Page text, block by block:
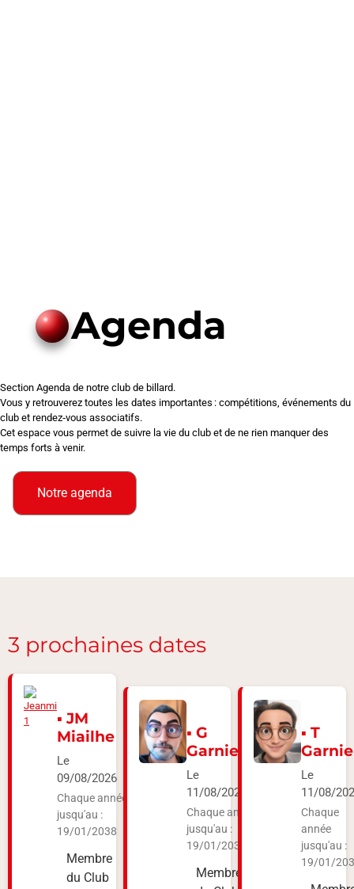
Agenda
Section Agenda de notre club de billard.
Vous y retrouverez toutes les dates importantes : compétitions, événements du
club et rendez‑vous associatifs.
Cet espace vous permet de suivre la vie du club et de ne rien manquer des
temps forts à venir.
Notre agenda
3 prochaines dates
▪ JM
Miailhe
Le
09/08/2026
Chaque année
jusqu'au :
19/01/2038
Membre
du Club
▪ G
Garnier
Le
11/08/2026
Chaque année
jusqu'au :
19/01/2038
Membre
▪ T
Le
11/08/
Chaque
année
jusqu'au :
19/01/